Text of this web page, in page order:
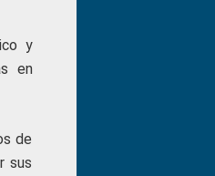
y
en
de
sus